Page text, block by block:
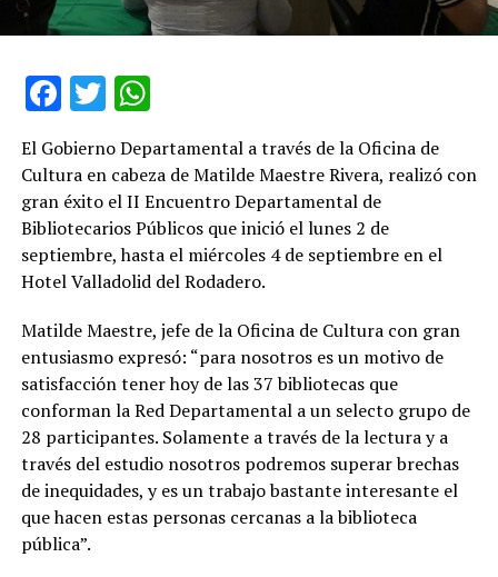
Facebook
TwitterWhatsApp
El Gobierno Departamental a través de la Oficina de
Cultura en cabeza de Matilde Maestre Rivera, realizó con
gran éxito el II Encuentro Departamental de
Bibliotecarios Públicos que inició el lunes 2 de
septiembre, hasta el miércoles 4 de septiembre en el
Hotel Valladolid del Rodadero.
Matilde Maestre, jefe de la Oficina de Cultura con gran
entusiasmo expresó: “para nosotros es un motivo de
satisfacción tener hoy de las 37 bibliotecas que
conforman la Red Departamental a un selecto grupo de
28 participantes. Solamente a través de la lectura y a
través del estudio nosotros podremos superar brechas
de inequidades, y es un trabajo bastante interesante el
que hacen estas personas cercanas a la biblioteca
pública”.